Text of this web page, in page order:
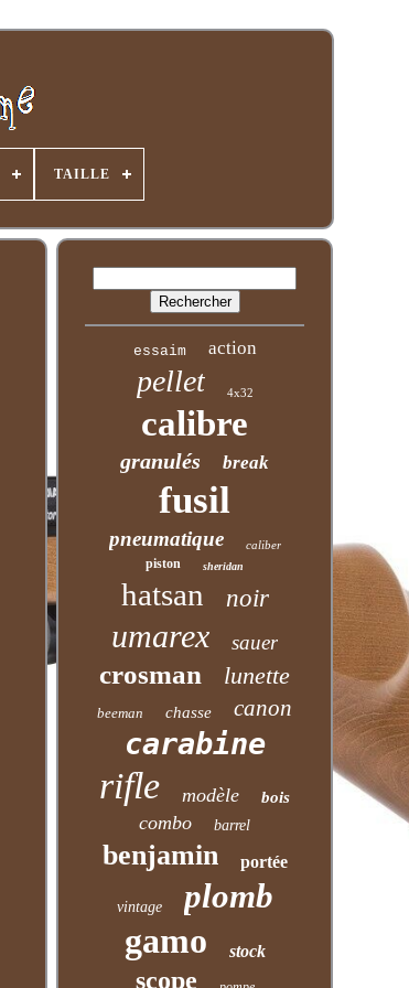
TAILLE
essaim action
pellet 4x32
calibre
granulés break
fusil
pneumatique caliber
piston sheridan
hatsan noir
umarex sauer
crosman lunette
beeman chasse canon
carabine
rifle modèle bois
combo barrel
benjamin portée
vintage plomb
gamo stock
scope